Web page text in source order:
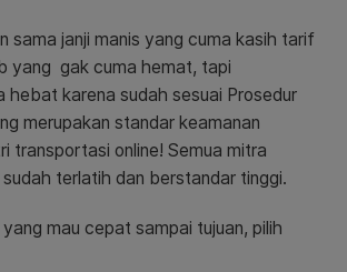
sama janji manis yang cuma kasih tarif
yang gak cuma hemat, tapi
hebat karena sudah sesuai Prosedur
merupakan standar keamanan
transportasi online! Semua mitra
terlatih dan berstandar tinggi.
mau cepat sampai tujuan, pilih